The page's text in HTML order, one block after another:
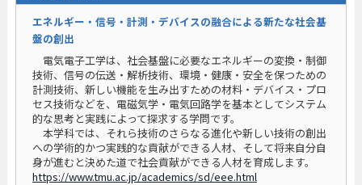
エネルギー・信号・計測・デバイスの融合による新たな社会基
盤の創出
電気電子工学は、社会基盤に必要なエネルギーの変換・制御
技術、信号の伝送・解析技術、環境・健康・安全を保つための
計測技術、新しい機能を生み出すための材料・デバイス・プロ
セス技術などを、電磁気学・電気回路学を基本としてシステム
的な思考と実践によって探求する学問です。
本学科では、それら技術のさらなる進化や新しい技術の創出
への学術的かつ実践的な貢献ができる人材、そして将来自分自
身が進むと決めた道で社会貢献ができる人材を育成します。
https://www.tmu.ac.jp/academics/sd/eee.html